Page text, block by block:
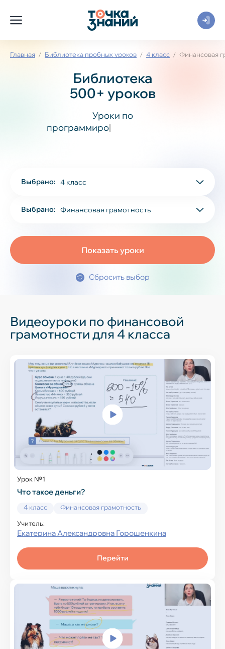
Главная Библиотека пробных уроков 4 класс Финансовая
Библиотека
500+ уроков
Уроки по
программиров
Выбрано: 4 класс
2 класс 3 класс
8 класс 9 класс
Выбрано: Финансовая грамотность
Показать уроки
Сбросить выбор
Видеоуроки по финансовой
грамотности для 4 класса
Урок №1
Что такое деньги?
4 класс
Финансовая грамотность
Учитель:
Екатерина Александровна Горошенкина
Перейти